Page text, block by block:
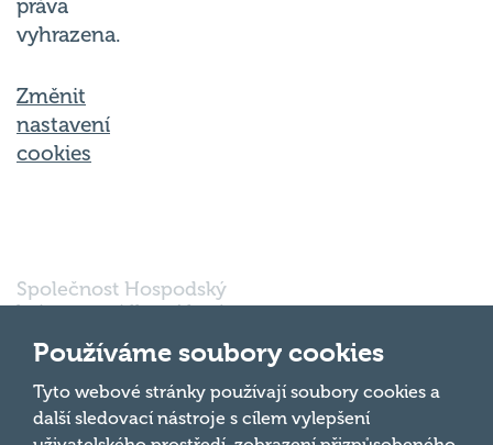
práva
vyhrazena.
Změnit
nastavení
cookies
Společnost Hospodský
kvíz s.r.o., sídlem Nové
602 00 Brno, IČ:
03980138, DIČ:
CZ03980138 je vedena
pod spisovou značkou
Nahoru
Používáme soubory cookies
Tyto webové stránky používají soubory cookies a
další sledovací nástroje s cílem vylepšení